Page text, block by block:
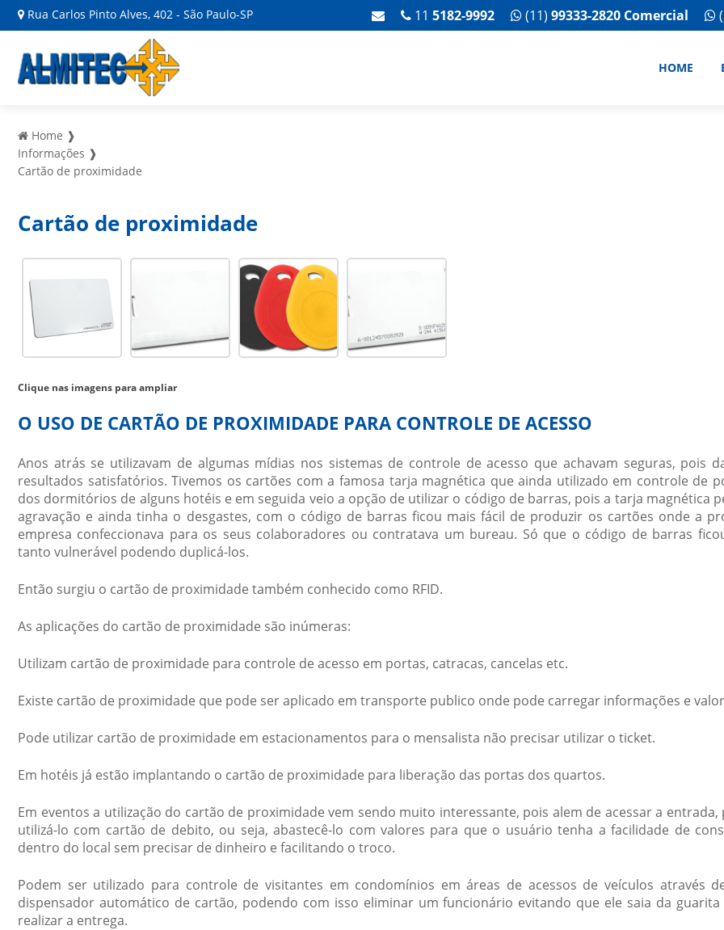
Rua Carlos Pinto Alves, 402 - São Paulo-SP (11) 99333-2820 Comercial
11 5182-9992
HOME
Home ❱
Informações ❱
Cartão de proximidade
Cartão de proximidade
Clique nas imagens para ampliar
O USO DE CARTÃO DE PROXIMIDADE PARA CONTROLE DE ACESSO
Anos atrás se utilizavam de algumas mídias nos sistemas de controle de acesso que achavam seguras, pois
resultados satisfatórios. Tivemos os cartões com a famosa tarja magnética que ainda utilizado em controle de
dos dormitórios de alguns hotéis e em seguida veio a opção de utilizar o código de barras, pois a tarja magnética
agravação e ainda tinha o desgastes, com o código de barras ficou mais fácil de produzir os cartões onde a
empresa confeccionava para os seus colaboradores ou contratava um bureau. Só que o código de barras
tanto vulnerável podendo duplicá-los.
Então surgiu o cartão de proximidade também conhecido como RFID.
As aplicações do cartão de proximidade são inúmeras:
Utilizam cartão de proximidade para controle de acesso em portas, catracas, cancelas etc.
Existe cartão de proximidade que pode ser aplicado em transporte publico onde pode carregar informações e
Pode utilizar cartão de proximidade em estacionamentos para o mensalista não precisar utilizar o ticket.
Em hotéis já estão implantando o cartão de proximidade para liberação das portas dos quartos.
Em eventos a utilização do cartão de proximidade vem sendo muito interessante, pois alem de acessar a entrada,
utilizá-lo com cartão de debito, ou seja, abastecê-lo com valores para que o usuário tenha a facilidade de
dentro do local sem precisar de dinheiro e facilitando o troco.
Podem ser utilizado para controle de visitantes em condomínios em áreas de acessos de veículos através
dispensador automático de cartão, podendo com isso eliminar um funcionário evitando que ele saia da guarita
realizar a entrega.